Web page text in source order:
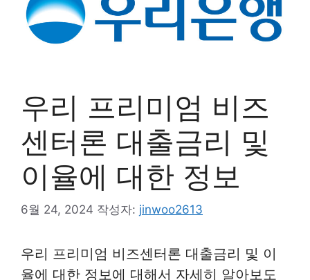
우리 프리미엄 비즈
센터론 대출금리 및
이율에 대한 정보
6월 24, 2024 작성자: jinwoo2613
우리 프리미엄 비즈센터론 대출금리 및 이
율에 대한 정보에 대해서 자세히 알아보도